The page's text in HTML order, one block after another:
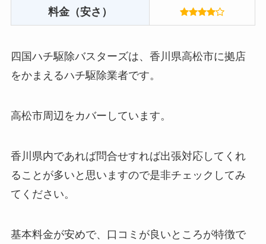
料金（安さ）
四国ハチ駆除バスターズは、香川県高松市に拠店
をかまえるハチ駆除業者です。
高松市周辺をカバーしています。
香川県内であれば問合せすれば出張対応してくれ
ることが多いと思いますので是非チェックしてみ
てください。
基本料金が安めで、口コミが良いところが特徴で